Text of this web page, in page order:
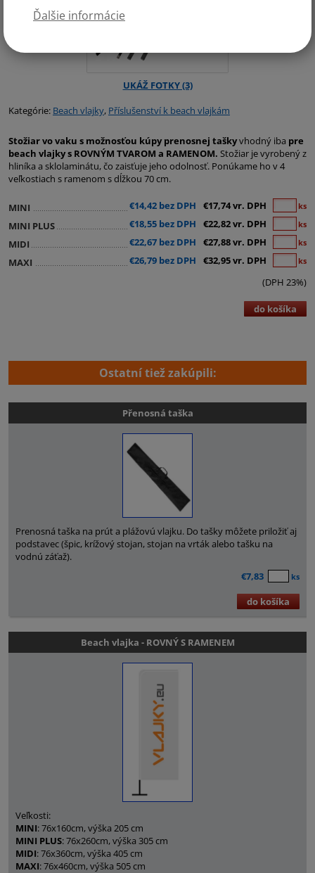
Ďalšie informácie
Kategórie: Beach vlajky, Příslušenství k beach vlajkám
Stožiar vo vaku s možnosťou kúpy prenosnej taškyvhodný iba pre
beach vlajky s ROVNÝM TVAROM a RAMENOM. Stožiar je vyrobený z
hliníka a sklolaminátu, čo zaisťuje jeho odolnosť. Ponúkame ho v 4
veľkostiach s ramenom s dĺžkou 70 cm.
MINI €14,42 bez DPH €17,74 vr. DPH ks
MINI PLUS €18,55 bez DPH €22,82 vr. DPH ks
MIDI €22,67 bez DPH €27,88 vr. DPH ks
MAXI €26,79 bez DPH €32,95 vr. DPH ks
(DPH 23%)
do košíka
Ostatní tiež zakúpili:
Přenosná taška
Prenosná taška na prút a plážovú vlajku. Do tašky môžete priložiť aj
podstavec (špic, krížový stojan, stojan na vrták alebo tašku na
vodnú záťaž).
€7,83
ks
do košíka
Beach vlajka - ROVNÝ S RAMENEM
Veľkosti:
MINI: 76x160cm, výška 205 cm
MINI PLUS: 76x260cm, výška 305 cm
MIDI: 76x360cm, výška 405 cm
MAXI: 76x460cm, výška 505 cm